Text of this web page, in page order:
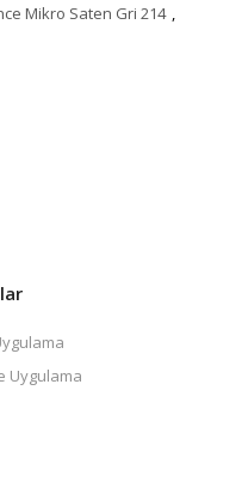
Mikro Saten Gri 214 ,
Uygulama